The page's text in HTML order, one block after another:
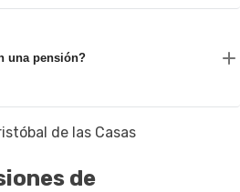
una pensión?
de las Casas
de